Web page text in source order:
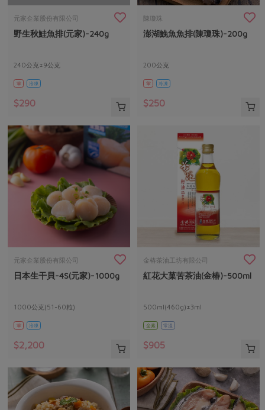
素食專區
樂齡友善
年菜食譜
高麗菜海鮮煎餅
把最好的台灣味帶回家！
典藏閱覽室
媒體報導
地區活動
活動報下載
元家企業股份有限公司
野生秋鮭魚排(元家)-240g
240公克±9公克
葷 冷凍
$290
陳瓊珠
澎湖鮸魚魚排(陳瓊珠)-200g
200公克
葷 冷凍
$250
元家企業股份有限公司
日本生干貝-4S(元家)-1000g
1000公克(51-60粒)
葷 冷凍
$2,200
金椿茶油工坊有限公司
紅花大菓苦茶油(金椿)-500ml
500ml(460g)±3ml
全素 常溫
$905